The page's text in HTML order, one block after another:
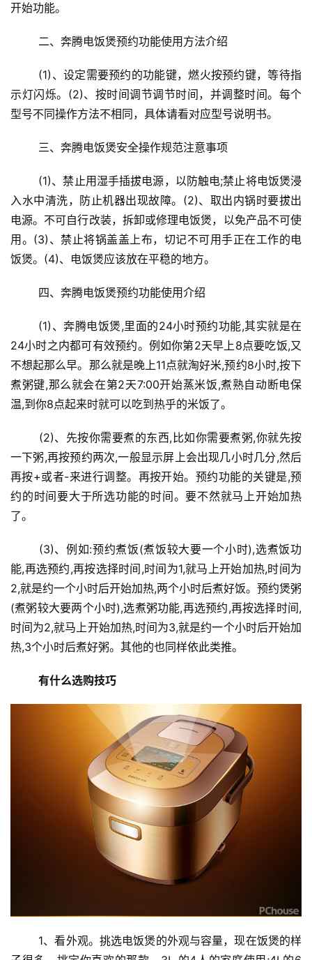
开始功能。
	二、奔腾电饭煲预约功能使用方法介绍
示灯闪烁。(2)、按时间调节调节时间，并调整时间。每个
型号不同操作方法不相同，具体请看对应型号说明书。
	三、奔腾电饭煲安全操作规范注意事项
入水中清洗，防止机器出现故障。(2)、取出内锅时要拔出
电源。不可自行改装，拆卸或修理电饭煲，以免产品不可使
用。(3)、禁止将锅盖盖上布，切记不可用手正在工作的电
饭煲。(4)、电饭煲应该放在平稳的地方。
	四、奔腾电饭煲预约功能使用介绍
24小时之内都可有效预约。例如你第2天早上8点要吃饭,又
不想起那么早。那么就是晚上11点就淘好米,预约8小时,按下
煮粥键,那么就会在第2天7:00开始蒸米饭,煮熟自动断电保
温,到你8点起来时就可以吃到热乎的米饭了。
一下粥,再按预约两次,一般显示屏上会出现几小时几分,然后
再按+或者-来进行调整。再按开始。预约功能的关键是,预
约的时间要大于所选功能的时间。要不然就马上开始加热
了。
能,再选预约,再按选择时间,时间为1,就马上开始加热,时间为
2,就是约一个小时后开始加热,两个小时后煮好饭。预约煲粥
(煮粥较大要两个小时),选煮粥功能,再选预约,再按选择时间,
时间为2,就马上开始加热,时间为3,就是约一个小时后开始加
热,3个小时后煮好粥。其他的也同样依此类推。
有什么选购技巧